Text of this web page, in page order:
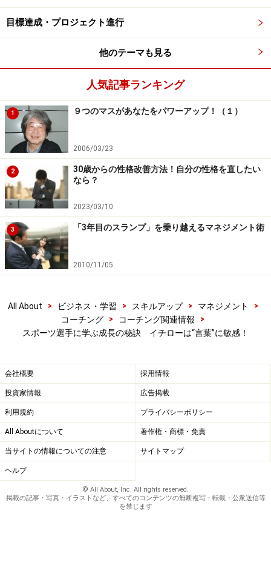
これはメンタルトレーナーの高畑好秀さんが、オリック
ら高畑さんは二つのボールを渡され、どちらが重いかど
うかについて聞かれたそうです。高畑さんはどちらも同
じ重さにしか感じられなかったそうですが、イチローは
こう言ったといいます。
「湿気を帯びている分だけ、こっちの方が重い」
本人大リーガーに学ぶメンタル強化術 』（高畑好秀著
角川書店）より）
※記事内容は執筆時点のものです。最新の内容をご確認くださ
い。
目標達成・プロジェクト進行
他のテーマも見る
人気記事ランキング
1 ９つのマスがあなたをパワーアップ！（１）
2006/03/23
2
30歳からの性格改善方法！自分の性格を直したい
なら？
2023/03/10
3 「3年目のスランプ」を乗り越えるマネジメント術
2010/11/05
All About > ビジネス・学習 > スキルアップ > マネジメント
>
コーチング
> コーチング関連情報
>
スポーツ選手に学ぶ成長の秘訣 イチローは“言葉”に敏感！
会社概要 採用情報
投資家情報 広告掲載
利用規約 プライバシーポリシー
All Aboutについて 著作権・商標・免責
当サイトの情報についての注意 サイトマップ
ヘルプ
© All About, Inc. All rights reserved.
掲載の記事・写真・イラストなど、すべてのコンテンツの無断複写・転載・公衆送信等
を禁じます